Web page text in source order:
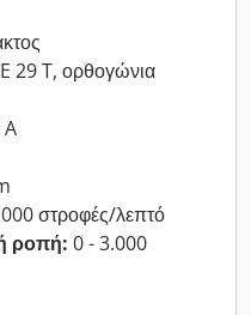
29 T, ορθογώνια
A
στροφές/λεπτό
ροπή: 0 - 3.000